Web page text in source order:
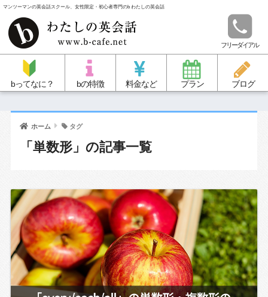
マンツーマンの英会話スクール、女性限定・初心者専門のb わたしの英会話
フリーダイアル
bってなに？ bの特徴 料金など プラン ブログ
ホーム タグ
「単数形」の記事一覧